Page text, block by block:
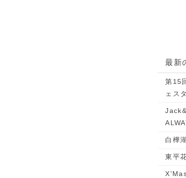
最新
第15
ェス
白樺
東平